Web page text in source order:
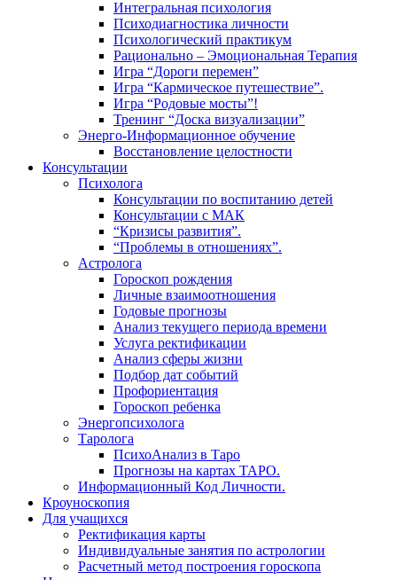
Интегральная психология
Психодиагностика личности
Психологический практикум
Рационально – Эмоциональная Терапия
Игра “Дороги перемен”
Игра “Кармическое путешествие”.
Игра “Родовые мосты”!
Тренинг “Доска визуализации”
Энерго-Информационное обучение
Восстановление целостности
Консультации
Психолога
Консультации по воспитанию детей
Консультации с МАК
“Кризисы развития”.
“Проблемы в отношениях”.
Астролога
Гороскоп рождения
Личные взаимоотношения
Годовые прогнозы
Анализ текущего периода времени
Услуга ректификации
Анализ сферы жизни
Подбор дат событий
Профориентация
Гороскоп ребенка
Энергопсихолога
Таролога
ПсихоАнализ в Таро
Прогнозы на картах ТАРО.
Информационный Код Личности.
Кроуноскопия
Для учащихся
Ректификация карты
Индивидуальные занятия по астрологии
Расчетный метод построения гороскопа